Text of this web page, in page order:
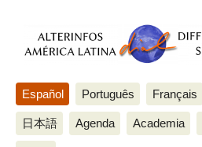
Español Português Français
日本語 Agenda Academia